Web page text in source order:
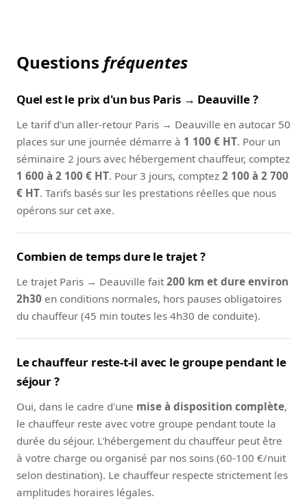
Questions fréquentes
Quel est le prix d'un bus Paris → Deauville ?
Le tarif d'un aller-retour Paris → Deauville en autocar 50
places sur une journée démarre à 1 100 € HT. Pour un
séminaire 2 jours avec hébergement chauffeur, comptez
1 600 à 2 100 € HT. Pour 3 jours, comptez 2 100 à 2 700
€ HT. Tarifs basés sur les prestations réelles que nous
opérons sur cet axe.
Combien de temps dure le trajet ?
Le trajet Paris → Deauville fait 200 km et dure environ
2h30 en conditions normales, hors pauses obligatoires
du chauffeur (45 min toutes les 4h30 de conduite).
Le chauffeur reste-t-il avec le groupe pendant le
séjour ?
Oui, dans le cadre d'une mise à disposition complète,
le chauffeur reste avec votre groupe pendant toute la
durée du séjour. L'hébergement du chauffeur peut être
à votre charge ou organisé par nos soins (60-100 €/nuit
selon destination). Le chauffeur respecte strictement les
amplitudes horaires légales.